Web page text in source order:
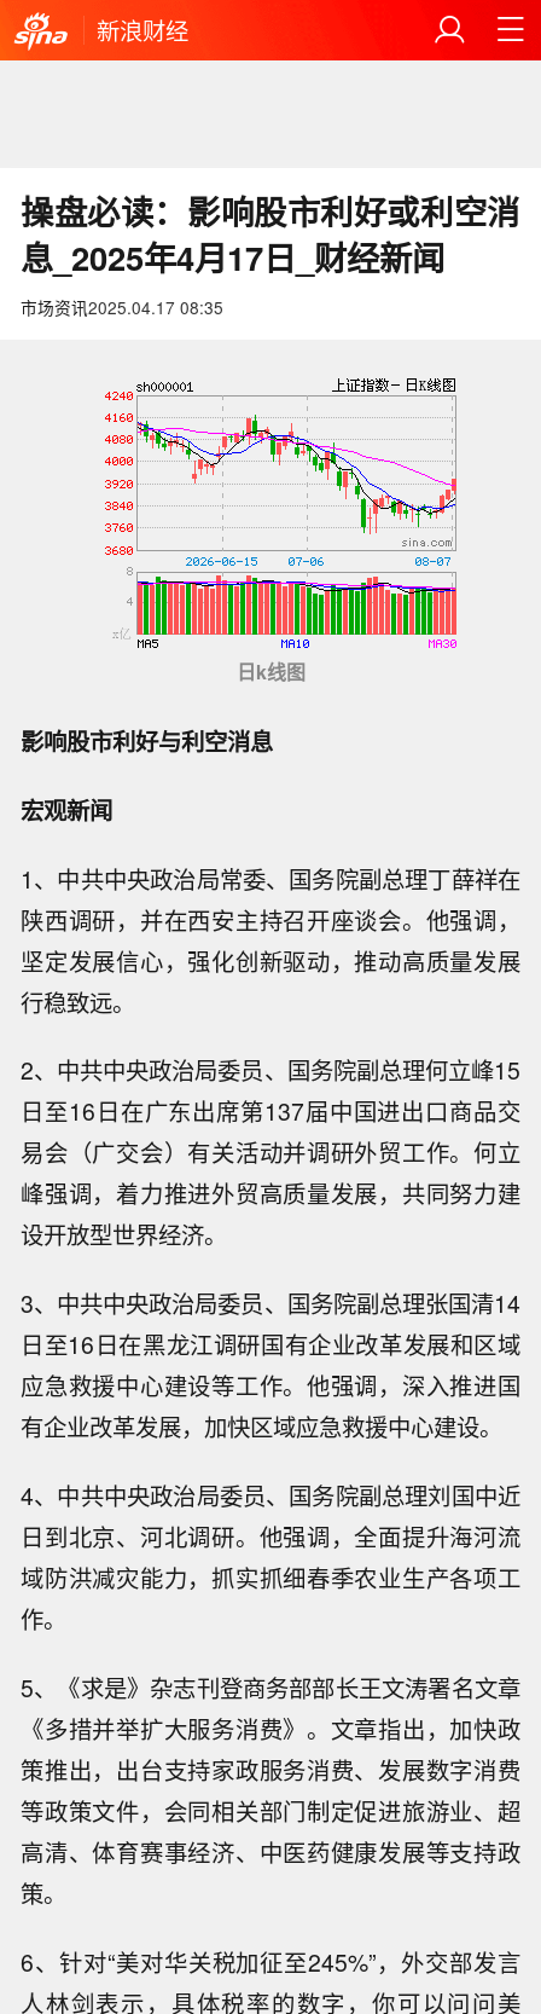
新浪财经
操盘必读：影响股市利好或利空消
息_2025年4月17日_财经新闻
市场资讯2025.04.17 08:35
日k线图
影响股市利好与利空消息
宏观新闻
1、中共中央政治局常委、国务院副总理丁薛祥在
陕西调研，并在西安主持召开座谈会。他强调，
坚定发展信心，强化创新驱动，推动高质量发展
行稳致远。
2、中共中央政治局委员、国务院副总理何立峰15
日至16日在广东出席第137届中国进出口商品交
易会（广交会）有关活动并调研外贸工作。何立
峰强调，着力推进外贸高质量发展，共同努力建
设开放型世界经济。
3、中共中央政治局委员、国务院副总理张国清14
日至16日在黑龙江调研国有企业改革发展和区域
应急救援中心建设等工作。他强调，深入推进国
有企业改革发展，加快区域应急救援中心建设。
4、中共中央政治局委员、国务院副总理刘国中近
日到北京、河北调研。他强调，全面提升海河流
域防洪减灾能力，抓实抓细春季农业生产各项工
作。
5、《求是》杂志刊登商务部部长王文涛署名文章
《多措并举扩大服务消费》。文章指出，加快政
策推出，出台支持家政服务消费、发展数字消费
等政策文件，会同相关部门制定促进旅游业、超
高清、体育赛事经济、中医药健康发展等支持政
策。
6、针对“美对华关税加征至245%”，外交部发言
人林剑表示，具体税率的数字，你可以问问美